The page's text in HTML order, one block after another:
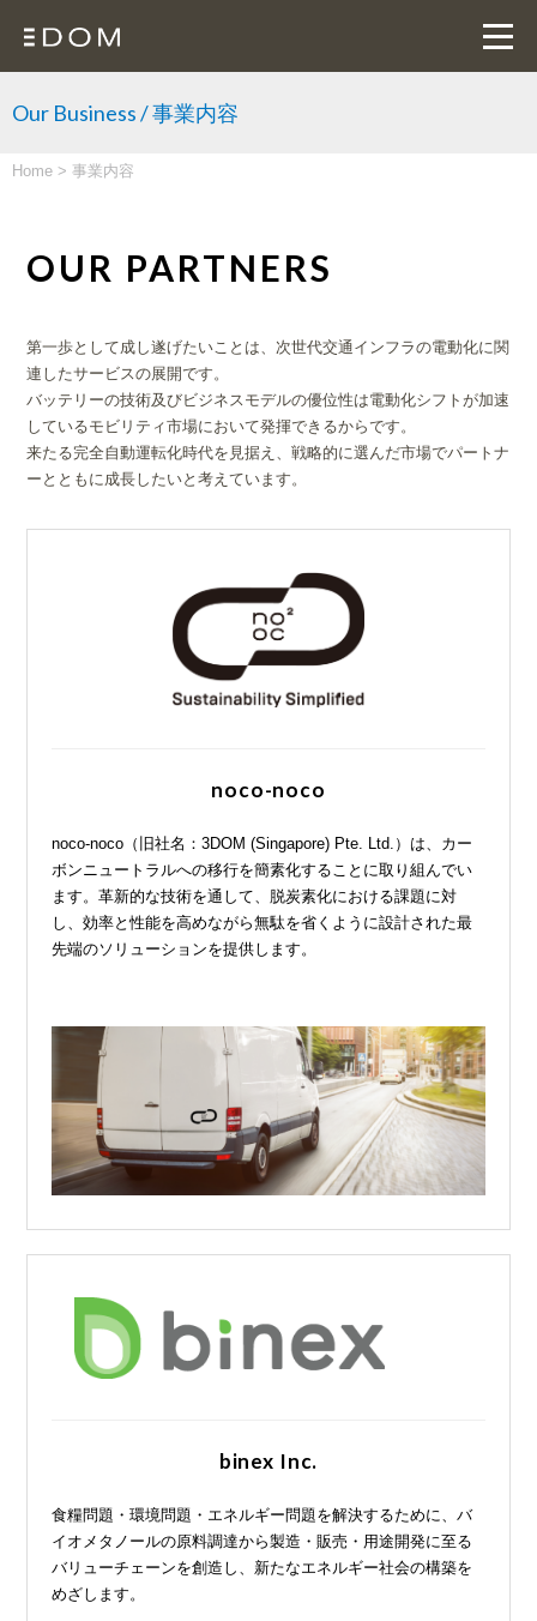
Our Business / 事業内容
Home > 事業内容
OUR PARTNERS
第一歩として成し遂げたいことは、次世代交通インフラの電動化に関
連したサービスの展開です。
バッテリーの技術及びビジネスモデルの優位性は電動化シフトが加速
しているモビリティ市場において発揮できるからです。
来たる完全自動運転化時代を見据え、戦略的に選んだ市場でパートナ
ーとともに成長したいと考えています。
noco-noco
noco-noco（旧社名：3DOM (Singapore) Pte. Ltd.）は、カー
ボンニュートラルへの移行を簡素化することに取り組んでい
ます。革新的な技術を通して、脱炭素化における課題に対
し、効率と性能を高めながら無駄を省くように設計された最
先端のソリューションを提供します。
binex Inc.
食糧問題・環境問題・エネルギー問題を解決するために、バ
イオメタノールの原料調達から製造・販売・用途開発に至る
バリューチェーンを創造し、新たなエネルギー社会の構築を
めざします。